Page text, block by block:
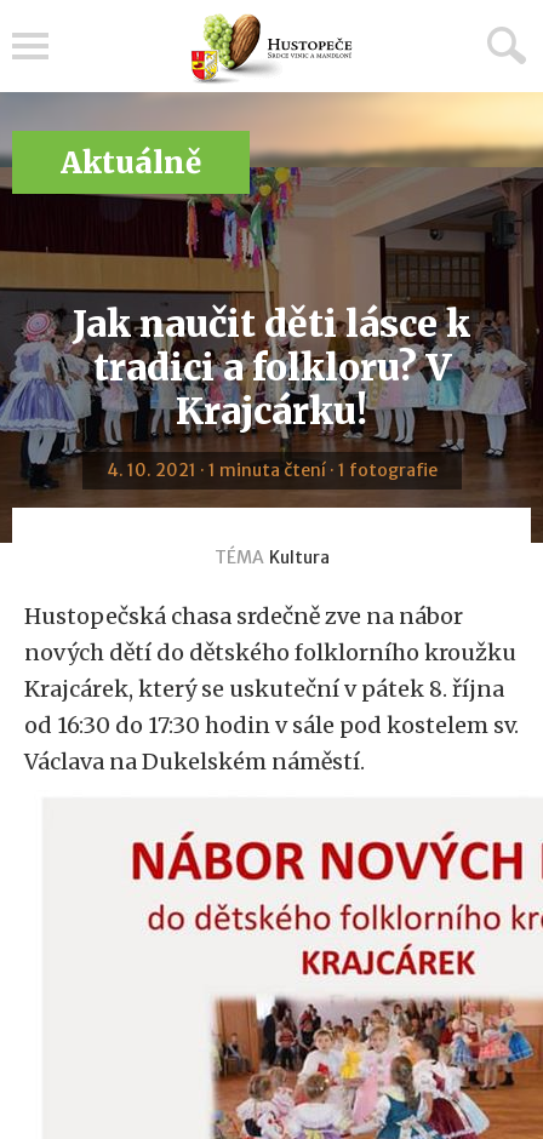
Aktuálně
Jak naučit děti lásce k
tradici a folkloru? V
Krajcárku!
4. 10. 2021 · 1 minuta čtení · 1 fotografie
TÉMA Kultura
Hustopečská chasa srdečně zve na nábor
nových dětí do dětského folklorního kroužku
Krajcárek, který se uskuteční v pátek 8. října
od 16:30 do 17:30 hodin v sále pod kostelem sv.
Václava na Dukelském náměstí.